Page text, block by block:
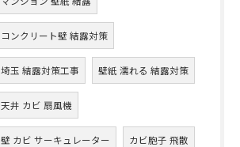
コンクリート壁 結露対策
埼玉 結露対策工事 壁紙 濡れる 結露対策
天井 カビ 扇風機
壁 カビ サーキュレーター カビ胞子 飛散